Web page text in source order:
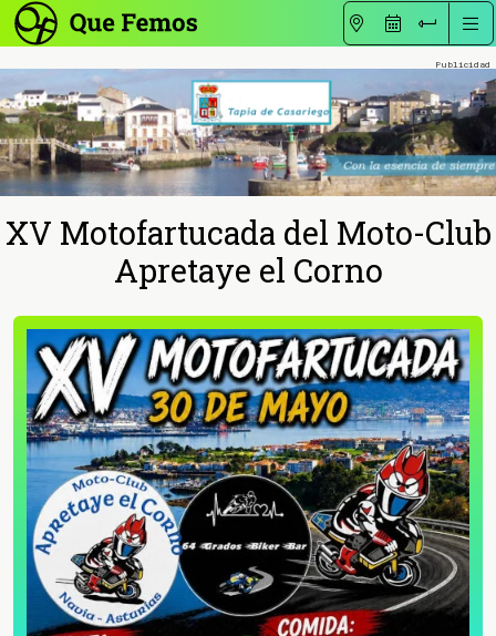
XV Motofartucada del Moto-Club
Apretaye el Corno